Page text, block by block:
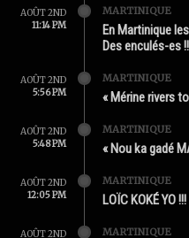
AOÛT 2ND
11:14 PM
MARTINIQUE
En Martinique
Des enculés-es
AOÛT 2ND
5:56 PM
MARTINIQUE
« Mérine rivers
AOÛT 2ND
5:48 PM
MARTINIQUE
« Nou ka gadé
AOÛT 2ND
12:05 PM
MARTINIQUE
LOÏC KOKÉ YO !!!
AOÛT 2ND MARTINIQUE